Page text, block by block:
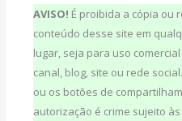
AVISO! É proibida a cópia ou
conteúdo desse site em
lugar, seja para uso
canal, blog, site ou rede
ou os botões de
autorização é crime sujeito